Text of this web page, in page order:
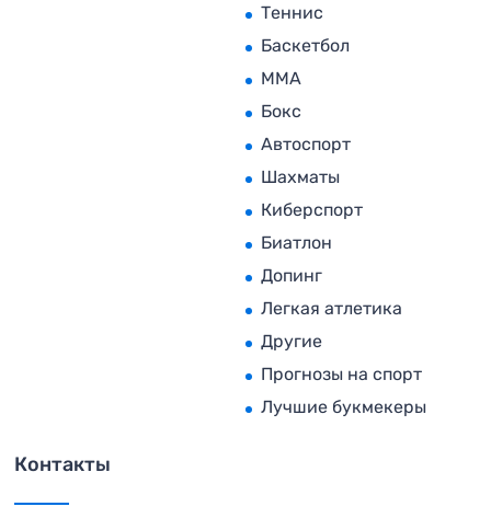
Теннис
Баскетбол
MMA
Бокс
Автоспорт
Шахматы
Киберспорт
Биатлон
Допинг
Легкая атлетика
Другие
Прогнозы на спорт
Лучшие букмекеры
Контакты